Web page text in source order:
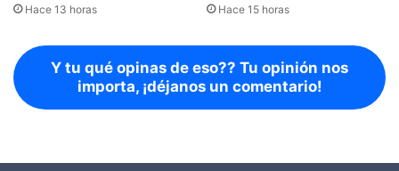
Hace 13 horas Hace 15 horas
Y tu qué opinas de eso?? Tu opinión nos
importa, ¡déjanos un comentario!